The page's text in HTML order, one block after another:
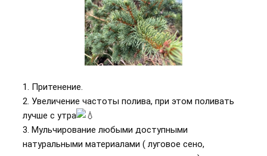
1. ️Притенение.
2. Увеличение частоты полива, при этом поливать
лучше с утра
3. Мульчирование любыми доступными
натуральными материалами ( луговое сено,